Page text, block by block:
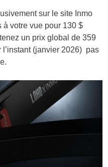
sur le site Inmo
à votre vue pour 130 $
un prix global de 359
(janvier 2026) pas